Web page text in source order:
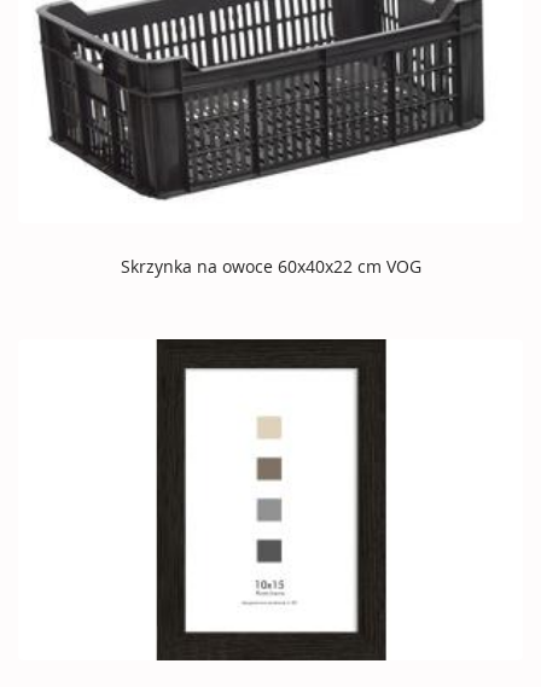
Skrzynka na owoce 60x40x22 cm VOG